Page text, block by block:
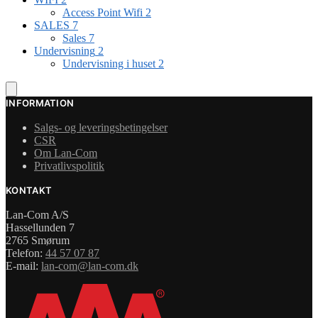
Access Point Wifi 2
SALES 7
Sales 7
Undervisning 2
Undervisning i huset 2
INFORMATION
Salgs- og leveringsbetingelser
CSR
Om Lan-Com
Privatlivspolitik
KONTAKT
Lan-Com A/S
Hassellunden 7
2765 Smørum
Telefon: 44 57 07 87
E-mail: lan-com@lan-com.dk